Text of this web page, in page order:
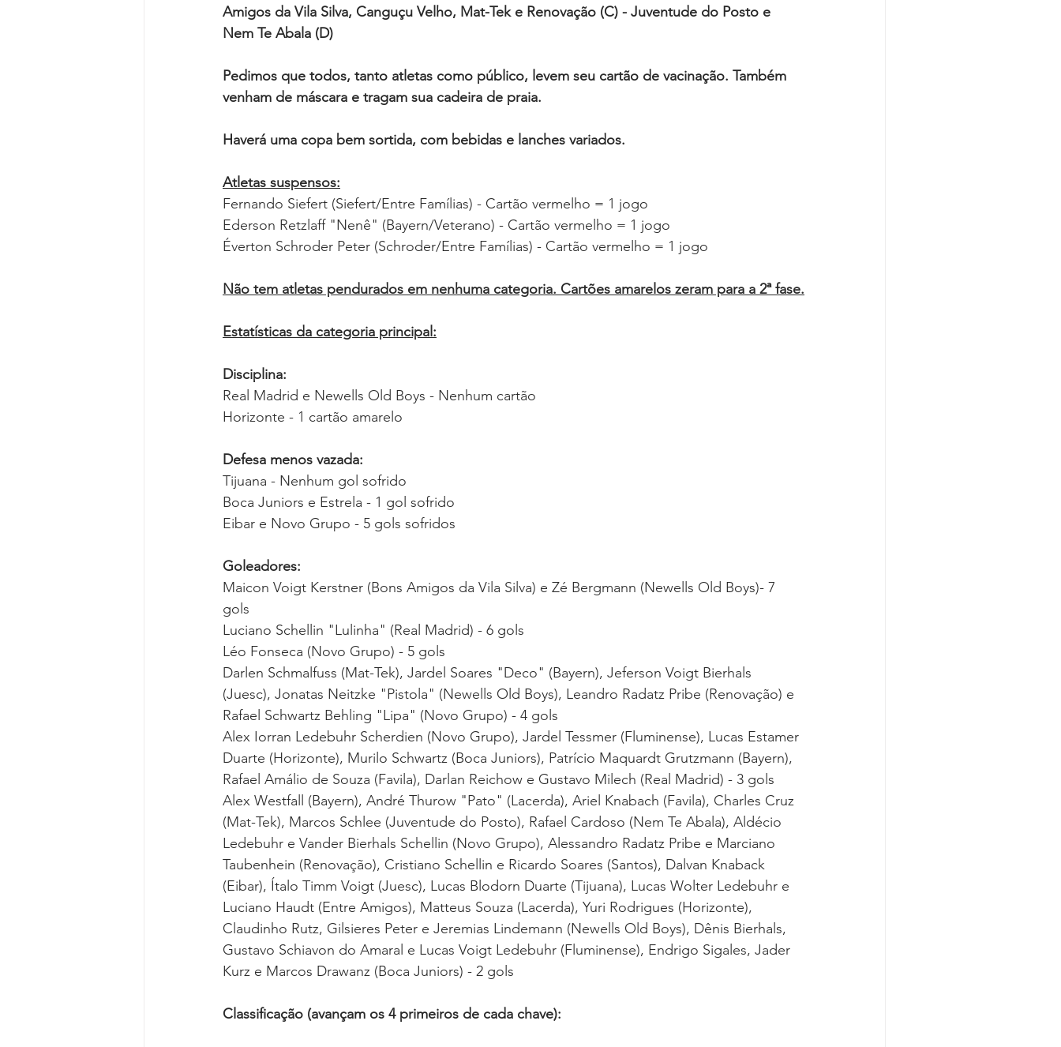
Amigos da Vila Silva, Canguçu Velho, Mat-Tek e Renovação (C) - Juventude do Posto e
Nem Te Abala (D)
Pedimos que todos, tanto atletas como público, levem seu cartão de vacinação. Também
venham de máscara e tragam sua cadeira de praia.
Haverá uma copa bem sortida, com bebidas e lanches variados.
Atletas suspensos:
Fernando Siefert (Siefert/Entre Famílias) - Cartão vermelho = 1 jogo
Ederson Retzlaff "Nenê" (Bayern/Veterano) - Cartão vermelho = 1 jogo
Éverton Schroder Peter (Schroder/Entre Famílias) - Cartão vermelho = 1 jogo
Não tem atletas pendurados em nenhuma categoria. Cartões amarelos zeram para a 2ª fase.
Estatísticas da categoria principal:
Disciplina:
Real Madrid e Newells Old Boys - Nenhum cartão
Horizonte - 1 cartão amarelo
Defesa menos vazada:
Tijuana - Nenhum gol sofrido
Boca Juniors e Estrela - 1 gol sofrido
Eibar e Novo Grupo - 5 gols sofridos
Goleadores:
Maicon Voigt Kerstner (Bons Amigos da Vila Silva) e Zé Bergmann (Newells Old Boys)- 7
gols
Luciano Schellin "Lulinha" (Real Madrid) - 6 gols
Léo Fonseca (Novo Grupo) - 5 gols
Darlen Schmalfuss (Mat-Tek), Jardel Soares "Deco" (Bayern), Jeferson Voigt Bierhals
(Juesc), Jonatas Neitzke "Pistola" (Newells Old Boys), Leandro Radatz Pribe (Renovação) e
Rafael Schwartz Behling "Lipa" (Novo Grupo) - 4 gols
Alex Iorran Ledebuhr Scherdien (Novo Grupo), Jardel Tessmer (Fluminense), Lucas Estamer
Duarte (Horizonte), Murilo Schwartz (Boca Juniors), Patrício Maquardt Grutzmann (Bayern),
Rafael Amálio de Souza (Favila), Darlan Reichow e Gustavo Milech (Real Madrid) - 3 gols
Alex Westfall (Bayern), André Thurow "Pato" (Lacerda), Ariel Knabach (Favila), Charles Cruz
(Mat-Tek), Marcos Schlee (Juventude do Posto), Rafael Cardoso (Nem Te Abala), Aldécio
Ledebuhr e Vander Bierhals Schellin (Novo Grupo), Alessandro Radatz Pribe e Marciano
Taubenhein (Renovação), Cristiano Schellin e Ricardo Soares (Santos), Dalvan Knaback
(Eibar), Ítalo Timm Voigt (Juesc), Lucas Blodorn Duarte (Tijuana), Lucas Wolter Ledebuhr e
Luciano Haudt (Entre Amigos), Matteus Souza (Lacerda), Yuri Rodrigues (Horizonte),
Claudinho Rutz, Gilsieres Peter e Jeremias Lindemann (Newells Old Boys), Dênis Bierhals,
Gustavo Schiavon do Amaral e Lucas Voigt Ledebuhr (Fluminense), Endrigo Sigales, Jader
Kurz e Marcos Drawanz (Boca Juniors) - 2 gols
Classificação (avançam os 4 primeiros de cada chave):